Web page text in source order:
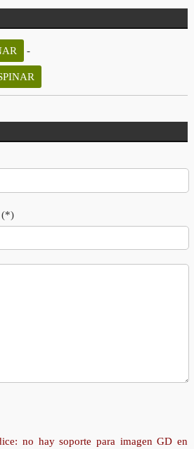
-
(*)
no hay soporte para imagen GD en